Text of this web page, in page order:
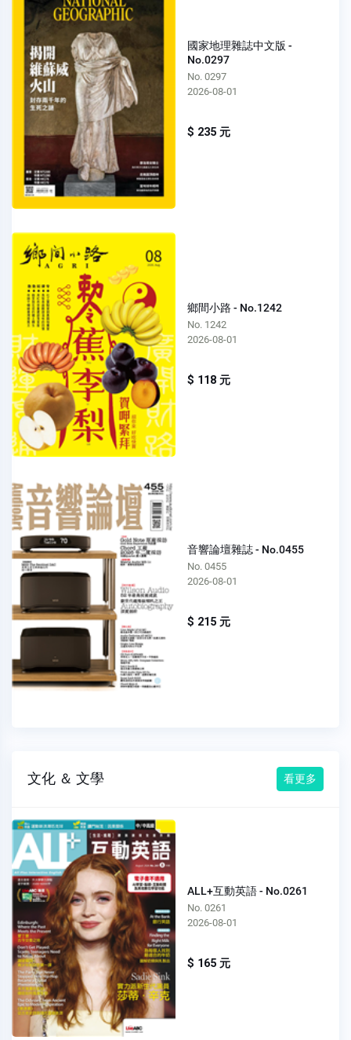
國家地理雜誌中文版 -
No.0297
No. 0297
2026-08-01
$ 235 元
鄉間小路 - No.1242
No. 1242
2026-08-01
$ 118 元
音響論壇雜誌 - No.0455
No. 0455
2026-08-01
$ 215 元
文化 ＆ 文學 看更多
ALL+互動英語 - No.0261
No. 0261
2026-08-01
$ 165 元